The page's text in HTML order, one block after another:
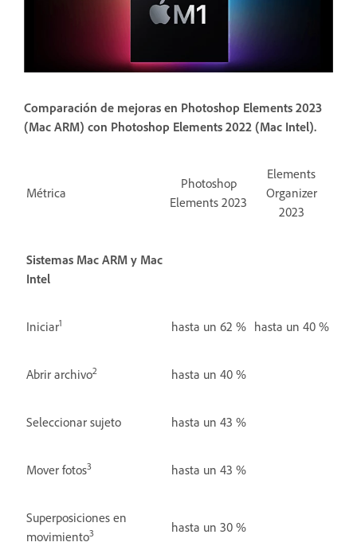
Comparación de mejoras en Photoshop Elements 2023
(Mac ARM) con Photoshop Elements 2022 (Mac Intel).
Métrica
Photoshop
Elements 2023
Elements
Organizer
2023
Sistemas Mac ARM y Mac
Intel
Iniciar1 hasta un 62 % hasta un 40 %
Abrir archivo2 hasta un 40 %
Seleccionar sujeto hasta un 43 %
Mover fotos3 hasta un 43 %
Superposiciones en
movimiento3 hasta un 30 %